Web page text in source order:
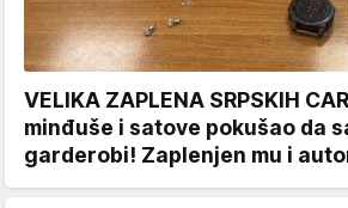
VELIKA ZAPLENA SRPSKIH
minđuše i satove pokušao da
garderobi! Zaplenjen mu i